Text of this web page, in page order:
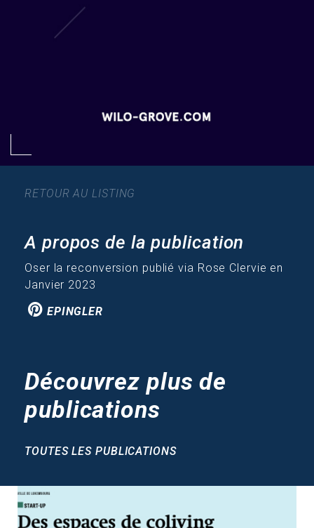
RETOUR AU LISTING
A propos de la publication
Oser la reconversion publié via Rose Clervie en
Janvier 2023
EPINGLER
Découvrez plus de
publications
TOUTES LES PUBLICATIONS